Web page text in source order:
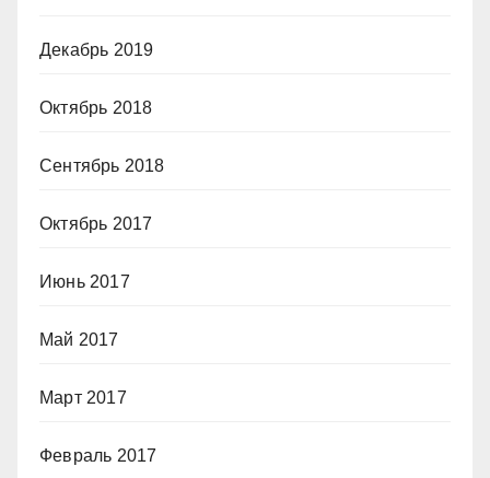
Декабрь 2019
Октябрь 2018
Сентябрь 2018
Октябрь 2017
Июнь 2017
Май 2017
Март 2017
Февраль 2017